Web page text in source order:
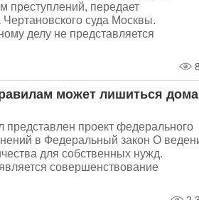
преступлений, передает
суда Москвы.
делу не представляется
может лишиться
проект федерального
в Федеральный закон О
для собственных нужд.
совершенствование